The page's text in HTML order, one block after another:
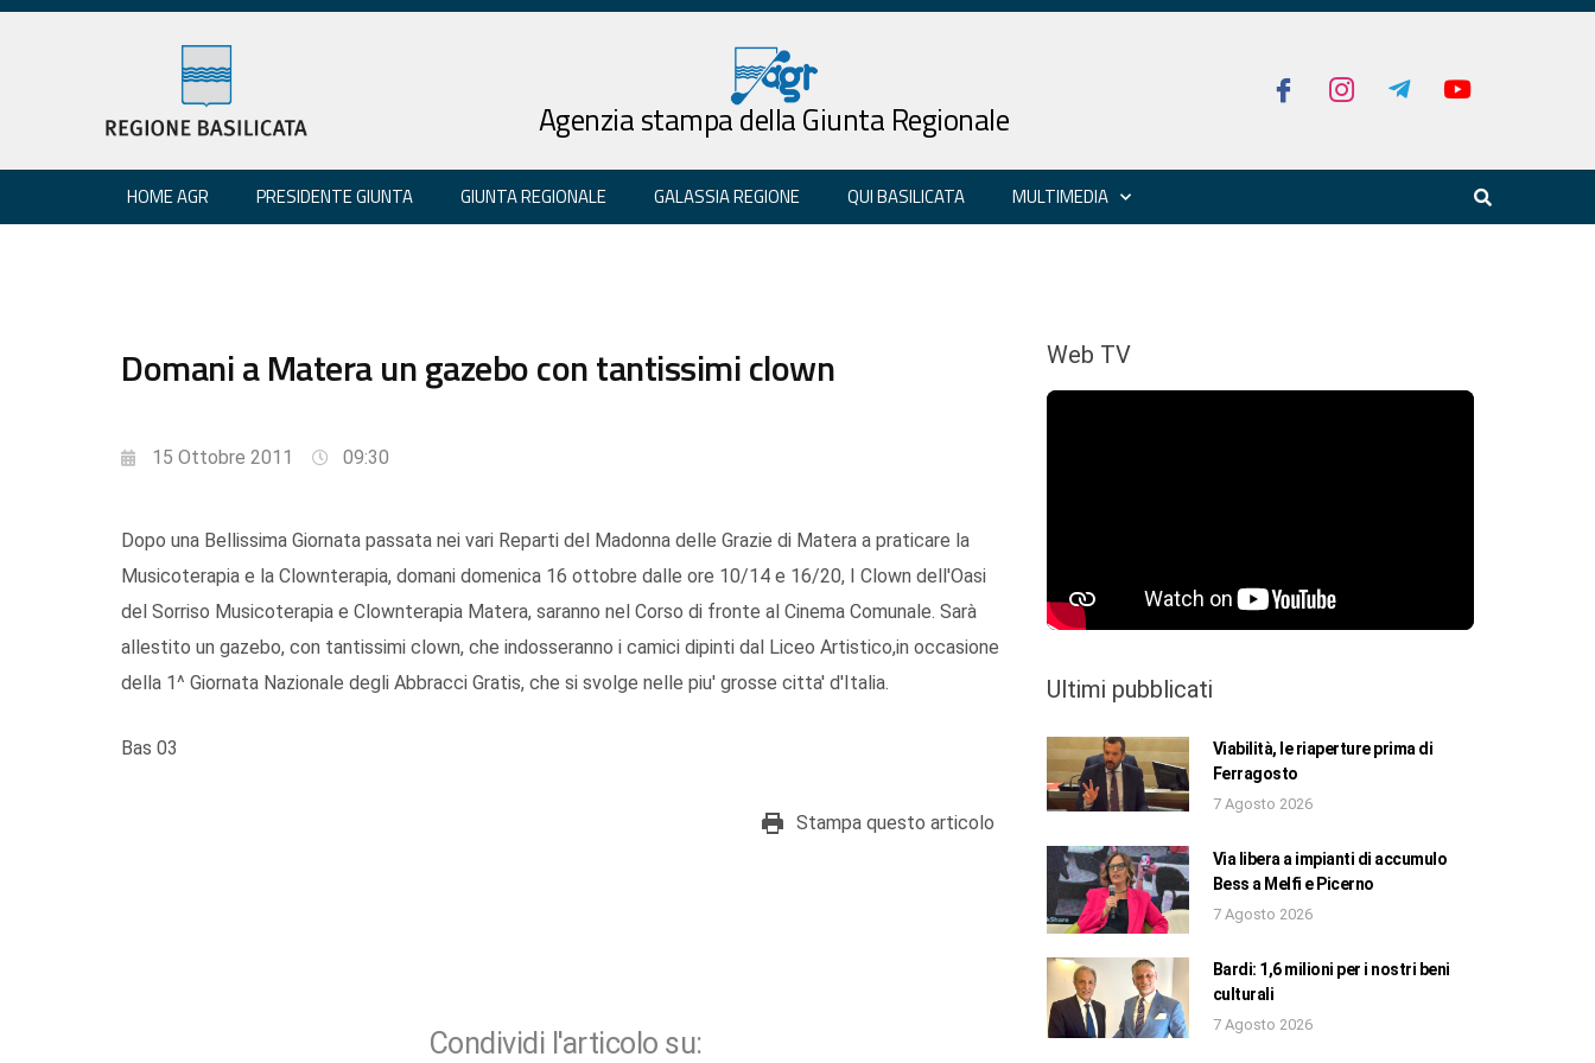
Agenzia stampa della Giunta Regionale
HOME AGR PRESIDENTE GIUNTA GIUNTA REGIONALE GALASSIA REGIONE QUI BASILICATA MULTIMEDIA
Domani a Matera un gazebo con tantissimi clown
15 Ottobre 2011 09:30
Dopo una Bellissima Giornata passata nei vari Reparti del Madonna delle Grazie di Matera a praticare la
Musicoterapia e la Clownterapia, domani domenica 16 ottobre dalle ore 10/14 e 16/20, I Clown dell'Oasi
del Sorriso Musicoterapia e Clownterapia Matera, saranno nel Corso di fronte al Cinema Comunale. Sarà
allestito un gazebo, con tantissimi clown, che indosseranno i camici dipinti dal Liceo Artistico,in occasione
della 1^ Giornata Nazionale degli Abbracci Gratis, che si svolge nelle piu' grosse citta' d'Italia.
Bas 03
Stampa questo articolo
Condividi l'articolo su:
Web TV
Ultimi pubblicati
Viabilità, le riaperture prima di
Ferragosto
7 Agosto 2026
Via libera a impianti di accumulo
Bess a Melfi e Picerno
7 Agosto 2026
Bardi: 1,6 milioni per i nostri beni
culturali
7 Agosto 2026